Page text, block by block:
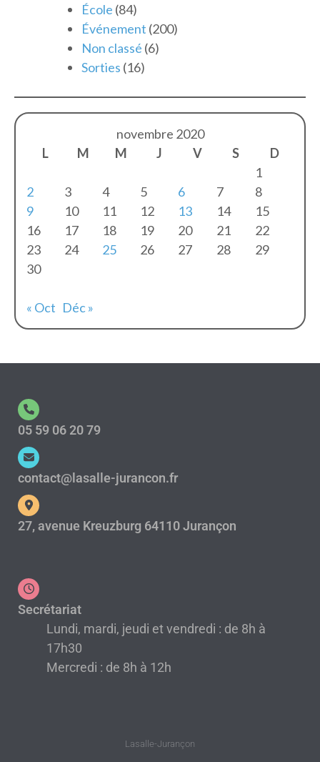
École (84)
Événement (200)
Non classé (6)
Sorties (16)
novembre 2020
L
M M J V S
D
1
2
3 4 5 6 7
8
9
10 11 12 13 14
15
16
17 18 19 20 21
22
23
24 25 26 27 28
29
30
« Oct Déc »
05 59 06 20 79
contact@lasalle-jurancon.fr
27, avenue Kreuzburg 64110 Jurançon
Secrétariat
Lundi, mardi, jeudi et vendredi : de 8h à
17h30
Mercredi : de 8h à 12h
Lasalle-Jurançon